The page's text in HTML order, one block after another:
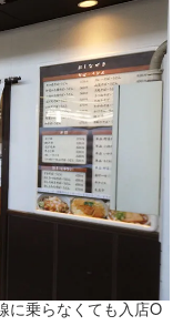
に乗らなくても入店O